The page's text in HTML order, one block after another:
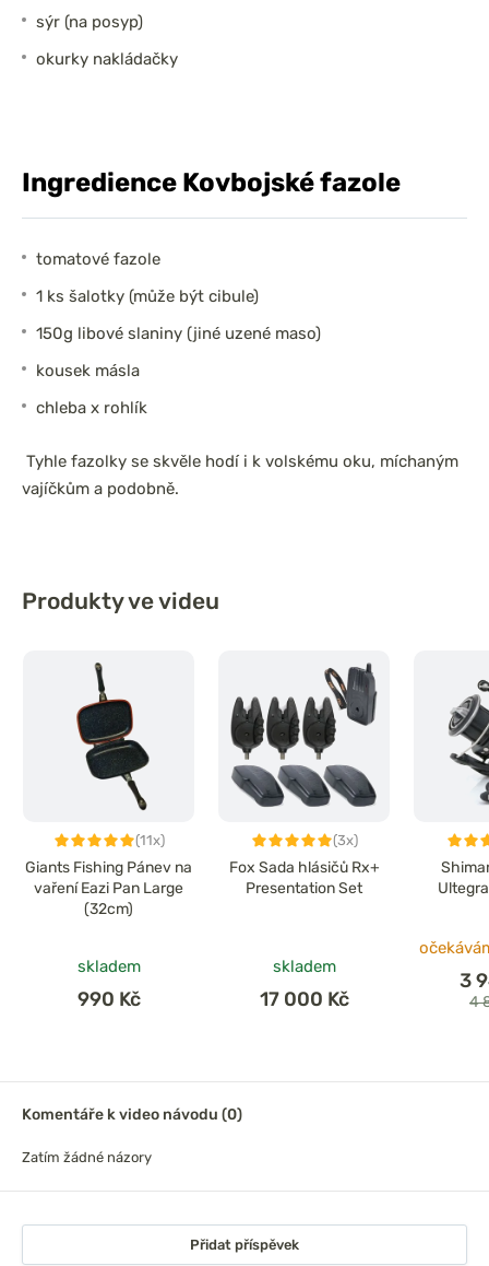
sýr (na posyp)
okurky nakládačky
Ingredience Kovbojské fazole
tomatové fazole
1 ks šalotky (může být cibule)
150g libové slaniny (jiné uzené maso)
kousek másla
chleba x rohlík
Tyhle fazolky se skvěle hodí i k volskému oku, míchaným
vajíčkům a podobně.
Produkty ve videu
(11x)
Giants Fishing Pánev na
vaření Eazi Pan Large
(32cm)
skladem
990 Kč
(3x)
Fox Sada hlásičů Rx+
Presentation Set
skladem
17 000 Kč
3
4
Komentáře k video návodu (0)
Zatím žádné názory
Přidat příspěvek